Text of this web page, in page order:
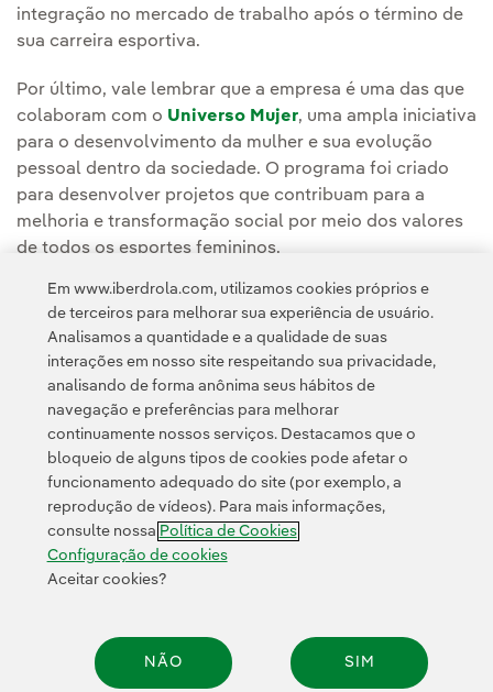
integração no mercado de trabalho após o término de
sua carreira esportiva.
Por último, vale lembrar que a empresa é uma das que
colaboram com o Universo Mujer, uma ampla iniciativa
para o desenvolvimento da mulher e sua evolução
pessoal dentro da sociedade. O programa foi criado
para desenvolver projetos que contribuam para a
melhoria e transformação social por meio dos valores
de todos os esportes femininos.
Política de Privacidade Informação legal
Transparência no uso da IA Política de cookies Configuração de cookies
Acessibilidade Canal de denúncias
© 2026 Iberdrola, S.A. Todos os direitos reservados.
Em www.iberdrola.com, utilizamos cookies próprios e
de terceiros para melhorar sua experiência de usuário.
Analisamos a quantidade e a qualidade de suas
interações em nosso site respeitando sua privacidade,
analisando de forma anônima seus hábitos de
navegação e preferências para melhorar
continuamente nossos serviços. Destacamos que o
bloqueio de alguns tipos de cookies pode afetar o
funcionamento adequado do site (por exemplo, a
reprodução de vídeos). Para mais informações,
consulte nossa Política de Cookies
Configuração de cookies
Aceitar cookies?
NÃO SIM